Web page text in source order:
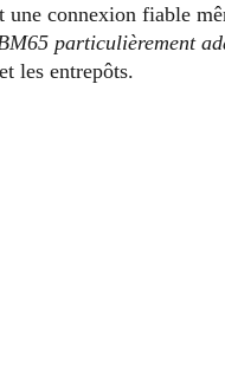
une connexion fiable
particulièrement
les entrepôts.